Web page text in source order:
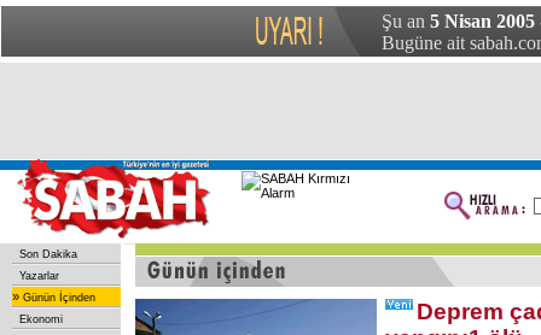
Şu an 5 Nisan 2005
Bugüne ait
Son Dakika
Yazarlar
» Günün İçinden
Ekonomi
Deprem